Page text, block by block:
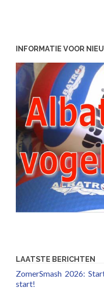
INFORMATIE VOOR
LAATSTE BERICHTEN
ZomerSmash 2026:
start!